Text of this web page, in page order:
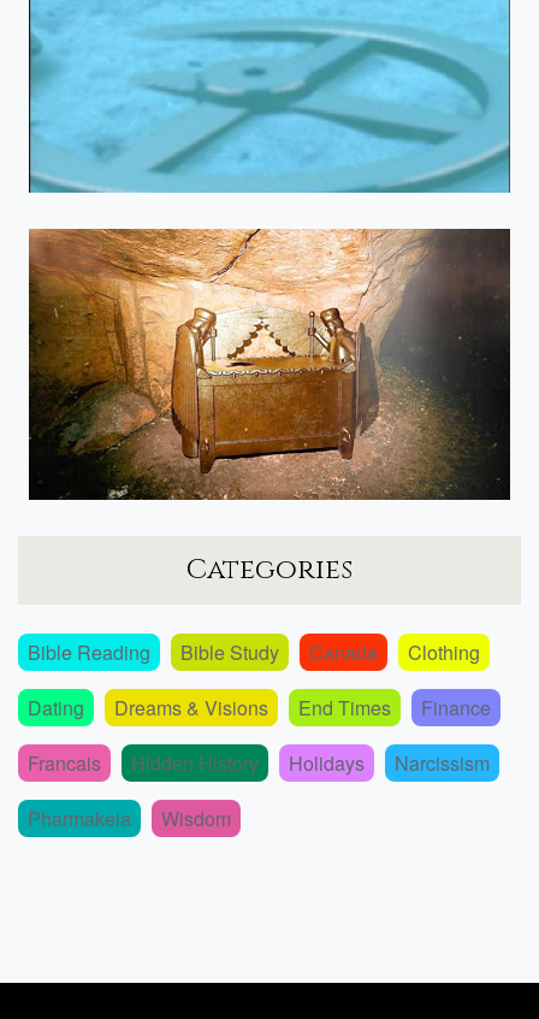
Categories
Bible Reading Bible Study Canada
Clothing
Dating
Dreams & Visions End Times
Finance
Francais
Hidden History Holidays
Narcissism
Pharmakeia
Wisdom